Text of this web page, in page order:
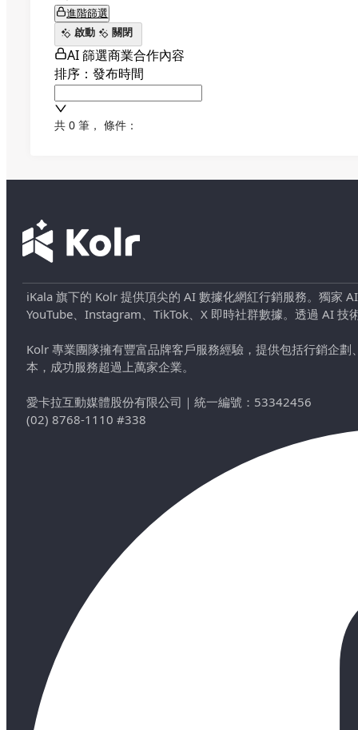
進階篩選
啟動
關閉
AI 篩選商業合作內容
排序：發布時間
共 0 筆 ， 條件：
iKala 旗下的 Kolr 提供頂尖的 AI 數據化網紅行銷服務。獨家
YouTube、Instagram、TikTok、X 即時社群數據。透過 AI
Kolr 專業團隊擁有豐富品牌客戶服務經驗，提供包括行銷企
本，成功服務超過上萬家企業。
愛卡拉互動媒體股份有限公司 ｜ 統一編號：53342456
(02) 8768-1110 #338